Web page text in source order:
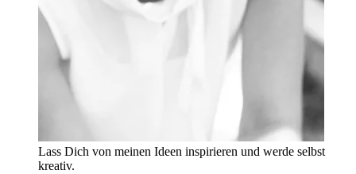
Lass Dich von meinen Ideen inspirieren und werde selbst
kreativ.